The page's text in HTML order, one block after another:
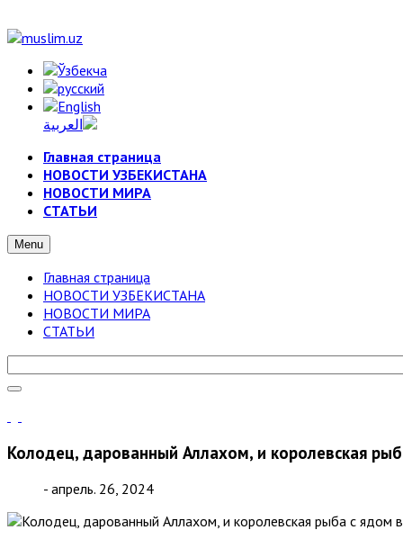
Главная страница
НОВОСТИ УЗБЕКИСТАНА
НОВОСТИ МИРА
СТАТЬИ
Menu
Главная страница
НОВОСТИ УЗБЕКИСТАНА
НОВОСТИ МИРА
СТАТЬИ
Колодец, дарованный Аллахом, и королевская
- апрель. 26, 2024